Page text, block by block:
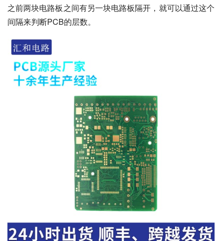
之前两块电路板之间有另一块电路板隔开，就可以通过这个
间隔来判断PCB的层数。